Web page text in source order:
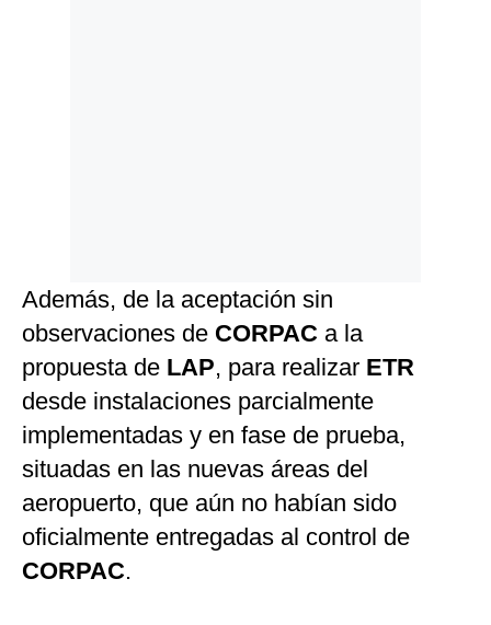
Además, de la aceptación sin
observaciones de CORPAC a la
propuesta de LAP, para realizar ETR
desde instalaciones parcialmente
implementadas y en fase de prueba,
situadas en las nuevas áreas del
aeropuerto, que aún no habían sido
oficialmente entregadas al control de
CORPAC.